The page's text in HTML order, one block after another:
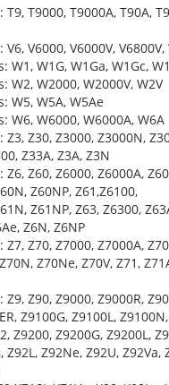
T9000, T9000A, T90A,
V6000, V6000V, V6800V,
W1, W1G, W1Ga, W1Gc,
W2, W2000, W2000V, W2V
W5, W5A, W5Ae
W6, W6000, W6000A, W6A
Z30, Z3000, Z3000N,
Z33A, Z3A, Z3N
Z60, Z6000, Z6000A,
Z60NP, Z61,Z6100,
Z61NP, Z63, Z6300,
Z6N, Z6NP
Z70, Z7000, Z7000A,
Z70Ne, Z70V, Z71,
Z90, Z9000, Z9000R,
Z9100G, Z9100L,
Z9200, Z9200G, Z9200L,
Z92L, Z92Ne, Z92U, Z92Va,